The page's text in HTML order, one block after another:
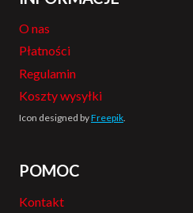
O nas
Płatności
Regulamin
Koszty wysyłki
Icon designed byFreepik.
POMOC
Kontakt